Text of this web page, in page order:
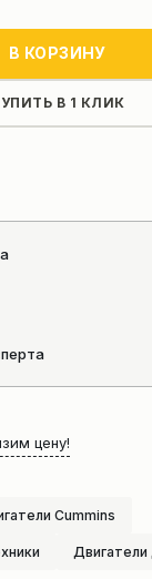
В КОРЗИНУ
В 1 КЛИК
цену!
Cummins
Двигатели